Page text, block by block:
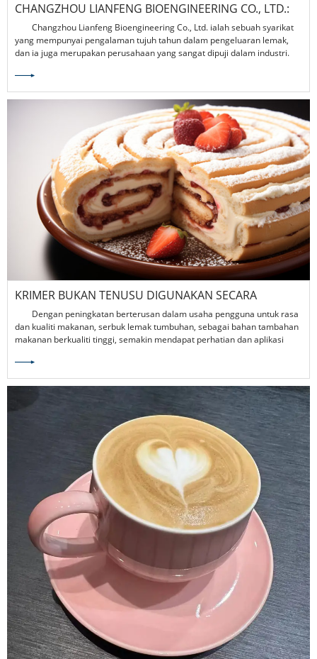
CHANGZHOU LIANFENG BIOENGINEERING CO., LTD.:
PENERAJU INDUSTRI DALAM PENGELUARAN KRIMER
BUKAN TENUSU
Changzhou Lianfeng Bioengineering Co., Ltd. ialah sebuah syarikat
yang mempunyai pengalaman tujuh tahun dalam pengeluaran lemak,
dan ia juga merupakan perusahaan yang sangat dipuji dalam industri.
KRIMER BUKAN TENUSU DIGUNAKAN SECARA
MELUAS, MEMBAWA INOVASI DAN PERUBAHAN
KEPADA INDUSTRI MAKANAN
Dengan peningkatan berterusan dalam usaha pengguna untuk rasa
dan kualiti makanan, serbuk lemak tumbuhan, sebagai bahan tambahan
makanan berkualiti tinggi, semakin mendapat perhatian dan aplikasi